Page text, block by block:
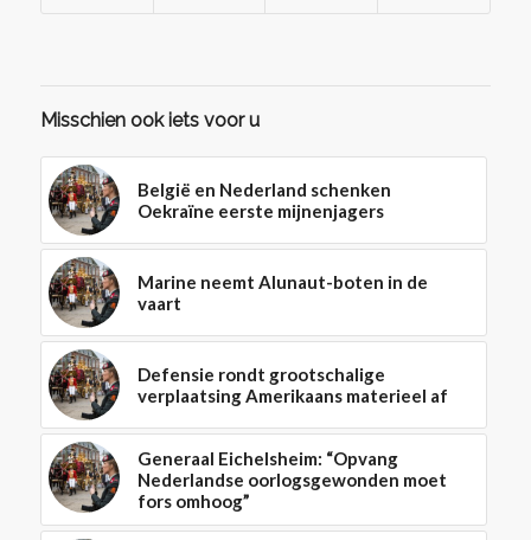
Misschien ook iets voor u
België en Nederland schenken
Oekraïne eerste mijnenjagers
Marine neemt Alunaut-boten in de
vaart
Defensie rondt grootschalige
verplaatsing Amerikaans materieel af
Generaal Eichelsheim: “Opvang
Nederlandse oorlogsgewonden moet
fors omhoog”